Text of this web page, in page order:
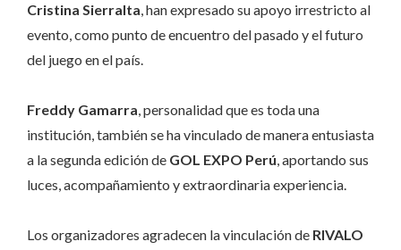
Cristina Sierralta, han expresado su apoyo irrestricto al
evento, como punto de encuentro del pasado y el futuro
del juego en el país.
Freddy Gamarra, personalidad que es toda una
institución, también se ha vinculado de manera entusiasta
a la segunda edición de GOL EXPO Perú, aportando sus
luces, acompañamiento y extraordinaria experiencia.
Los organizadores agradecen la vinculación de RIVALO